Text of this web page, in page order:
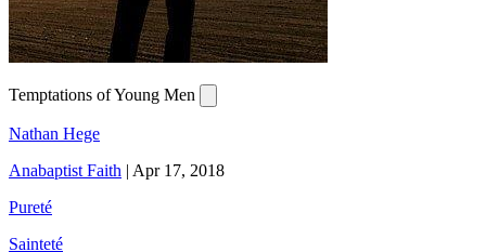
Temptations of Young Men
Nathan Hege
Anabaptist Faith | Apr 17, 2018
Pureté
Sainteté